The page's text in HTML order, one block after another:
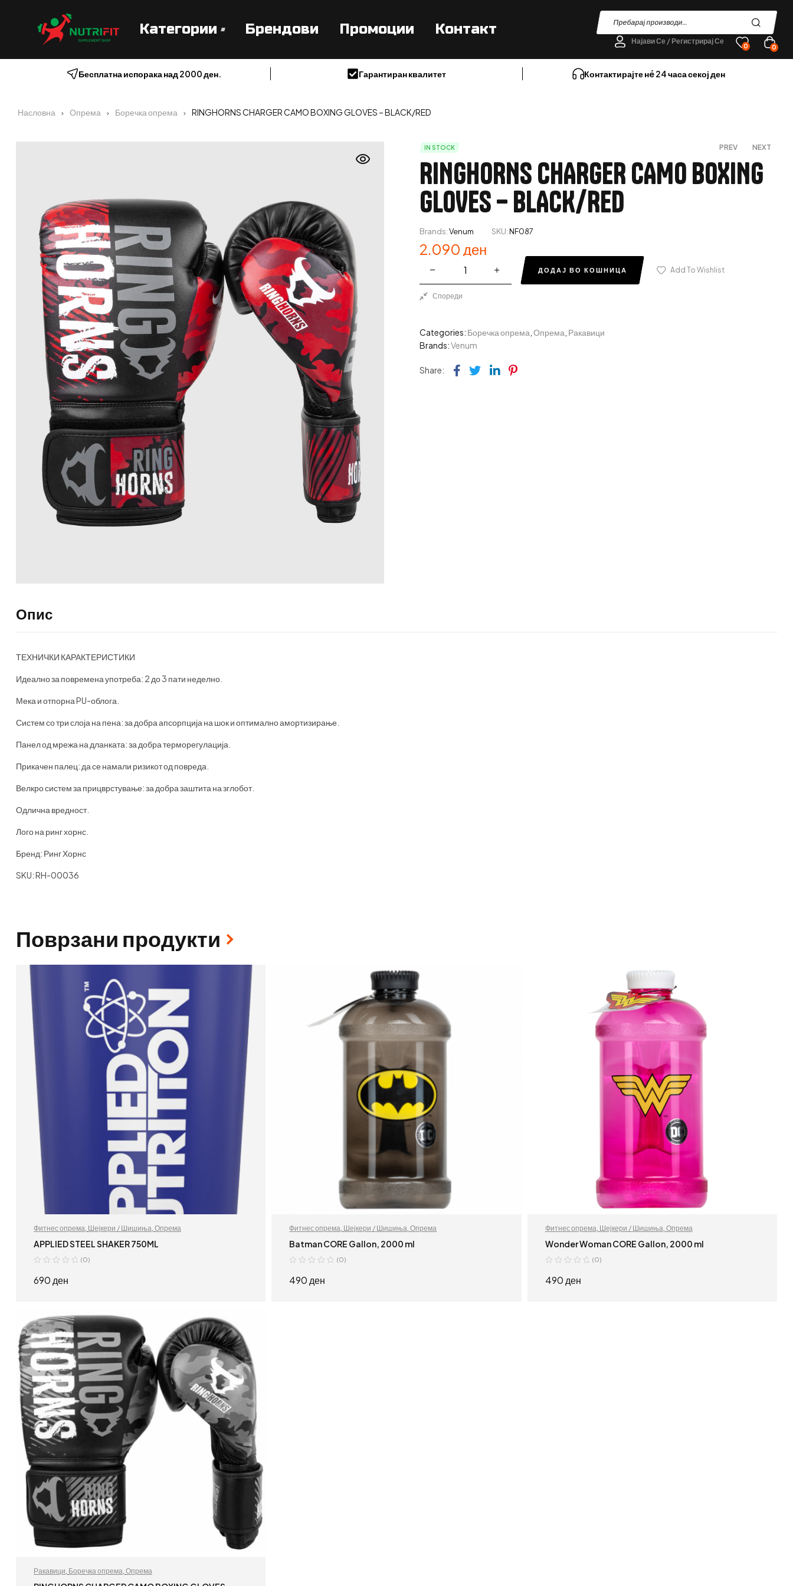
Категории Брендови Промоции Контакт
Најави Се / Регистрирај Се
0 0
Бесплатна испорака над 2000 ден. Гарантиран квалитет Контактирајте нé 24 часа секој ден
Насловна Опрема Боречка опрема RINGHORNS CHARGER CAMO BOXING GLOVES – BLACK/RED
IN STOCK PREV NEXT
RINGHORNS CHARGER CAMO BOXING
GLOVES – BLACK/RED
Brands:Venum SKU:NF087
2.090 ден
ДОДАЈ ВО КОШНИЦА Add To Wishlist
Спореди
Categories: Боречка опрема Опрема Ракавици
Brands:Venum
Share: Facebook
TwitterLinkedin
Pinterest
Опис
ТЕХНИЧКИ КАРАКТЕРИСТИКИ
Идеално за повремена употреба: 2 до 3 пати неделно.
Мека и отпорна PU-облога.
Систем со три слоја на пена: за добра апсорпција на шок и оптимално амортизирање.
Панел од мрежа на дланката: за добра терморегулација.
Прикачен палец: да се намали ризикот од повреда.
Велкро систем за прицврстување: за добра заштита на зглобот.
Одлична вредност.
Лого на ринг хорнс.
Бренд: Ринг Хорнс
SKU: RH-00036
Поврзани продукти
Фитнес опрема, Шејкери / Шишиња, Опрема
APPLIED STEEL SHAKER 750ML
(0)
690 ден
ДОДАЈ ВО КОШНИЦА
Фитнес опрема, Шејкери / Шишиња,Опрема
Batman CORE Gallon, 2000 ml
(0)
490 ден
Фитнес опрема, Шејкери / Шишиња, Опрема
Wonder Woman CORE Gallon, 2000 ml
(0)
490 ден
Ракавици Боречка опрема Опрема